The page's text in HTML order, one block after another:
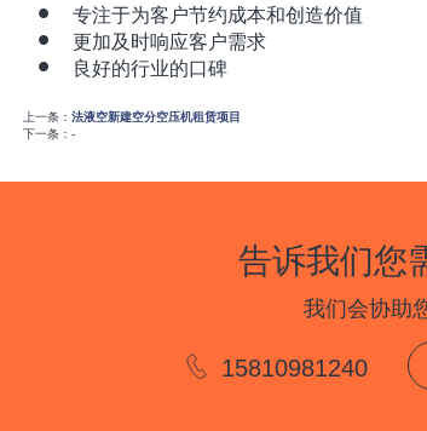
专注于为客户节约成本和创造价值
更加及时响应客户需求
良好的行业的口碑
上一条： 法液空新建空分空压机租赁项目
下一条：-
告诉我们您
我们会协助
15810981240